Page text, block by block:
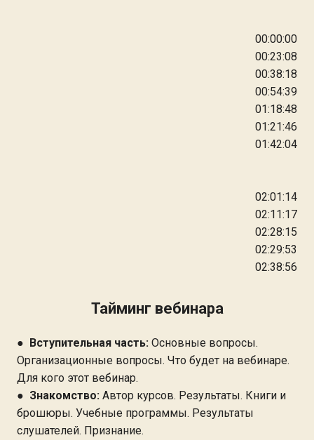
00:00:00
00:23:08
00:38:18
00:54:39
01:18:48
01:21:46
01:42:04
02:01:14
02:11:17
02:28:15
02:29:53
02:38:56
Тайминг вебинара
● Вступительная часть: Основные вопросы.
Организационные вопросы. Что будет на вебинаре.
Для кого этот вебинар.
● Знакомство: Автор курсов. Результаты. Книги и
брошюры. Учебные программы. Результаты
слушателей. Признание.